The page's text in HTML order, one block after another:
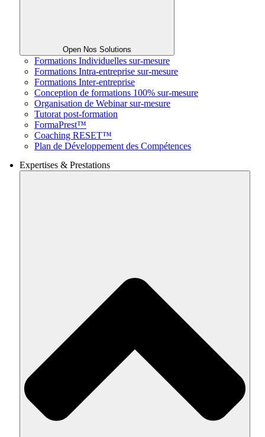
Open Nos Solutions
Formations Individuelles sur-mesure
Formations Intra-entreprise sur-mesure
Formations Inter-entreprise
Conception de formations 100% sur-mesure
Organisation de Webinar sur-mesure
Tutorat post-formation
FormaPrest™
Coaching RESET™
Plan de Développement des Compétences
Expertises & Prestations